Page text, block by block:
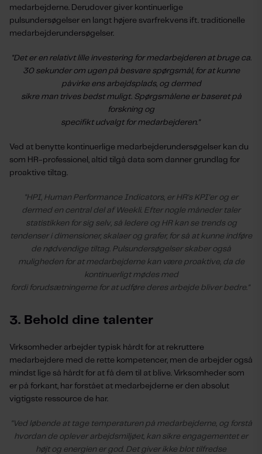
medarbejderne. Derudover giver kontinuerlige
pulsundersøgelser en langt højere svarfrekvens ift. traditionelle
medarbejderundersøgelser.
"Det er en relativt lille investering for medarbejderen at bruge ca.
30 sekunder om ugen på besvare spørgsmål, for at kunne
påvirke ens arbejdsplads, og dermed
sikre man trives bedst muligt. Spørgsmålene er baseret på
forskning og
specifikt udvalgt for medarbejderen."
Ved at benytte kontinuerlige medarbejderundersøgelser kan du
som HR-professionel, altid tilgå data som danner grundlag for
proaktive tiltag.
"HPI, Human Performance Indicators, er HR's KPI'er og er
dermed en central del af Weekli. Efter nogle måneder taler
statistikken for sig selv, så ledere og HR kan se trends og
tendenser i dimensioner, skalaer og grafer, for så at kunne indføre
de nødvendige tiltag. Pulsundersøgelser skaber også
muligheden for at medarbejderne kan være proaktive, da de
kontinuerligt mødes med
fordi forudsætningerne for at udføre deres arbejde bliver bedre."
3. Behold dine talenter
Virksomheder arbejder typisk hårdt for at rekruttere
medarbejdere med de rette kompetencer, men de arbejder også
mindst lige så hårdt for at få dem til at blive. Virksomheder som
er på forkant, har forstået at medarbejderne er den absolut
vigtigste ressource de har.
"Ved løbende at tage temperaturen på medarbejderne, og forstå
hvordan de oplever arbejdsmiljøet, kan sikre engagementet er
højt og energien er god. Det giver ikke blot tilfredse